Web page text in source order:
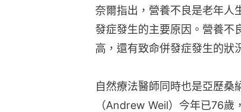
奈爾指出，營養不良是老年人
發症發生的主要原因。營養不
高，還有致命併發症發生的狀
自然療法醫師同時也是亞歷桑
（Andrew Weil）今年已76